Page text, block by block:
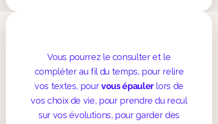
Vous pourrez le consulter et le
compléter au fil du temps, pour relire
vos textes, pourvous épaulerlors de
vos choix de vie, pour prendre du recul
sur vos évolutions, pour garder des